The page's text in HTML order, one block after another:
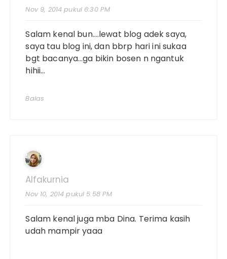
Nov 9, 2014 pukul 6:30 PM
Salam kenal bun….lewat blog adek saya,
saya tau blog ini, dan bbrp hari ini sukaa
bgt bacanya…ga bikin bosen n ngantuk
hihii…
Balas
Alfakurnia
Nov 10, 2014 pukul 5:58 PM
Salam kenal juga mba Dina. Terima kasih
udah mampir yaaa